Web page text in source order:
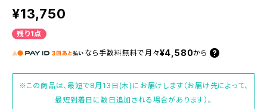
¥13,750
残り1点
なら 手数料無料で 月々¥4,580から
※この商品は、最短で8月13日(木)にお届けします（お届け先によって、
最短到着日に数日追加される場合があります）。